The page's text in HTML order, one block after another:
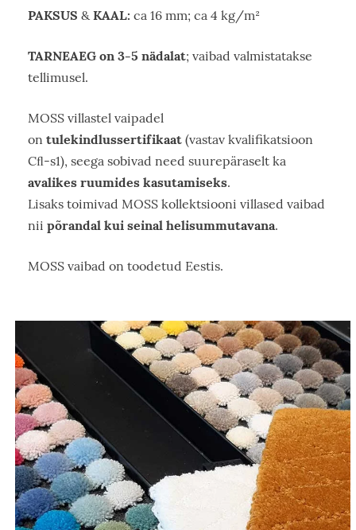
PAKSUS &KAAL: ca 16 mm; ca 4 kg/m²
TARNEAEG on 3-5 nädalat; vaibad valmistatakse
tellimusel.
MOSS villastel vaipadel
on tulekindlussertifikaat (vastav kvalifikatsioon
Cﬂ-s1), seega sobivad need suurepäraselt ka
avalikes ruumides kasutamiseks.
Lisaks toimivad MOSS kollektsiooni villased vaibad
nii põrandal kui seinal helisummutavana.
MOSS vaibad on toodetud Eestis.